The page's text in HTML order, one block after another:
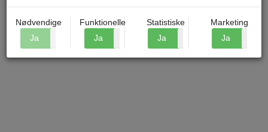
Nødvendige
Ja
Funktionelle
Ja
Statistiske
Ja
Marketing
Ja